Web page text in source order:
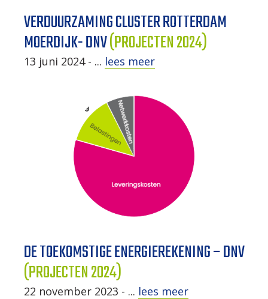
VERDUURZAMING CLUSTER ROTTERDAM
MOERDIJK- DNV(PROJECTEN 2024)
13 juni 2024 - ... lees meer
DE TOEKOMSTIGE ENERGIEREKENING – DNV
(PROJECTEN 2024)
22 november 2023 - ... lees meer